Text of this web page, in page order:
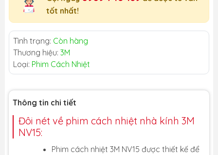
tốt nhất!
Tình trạng: Còn hàng
Thương hiệu: 3M
Loại: Phim Cách Nhiệt
Thông tin chi tiết
Đôi nét về phim cách nhiệt nhà kính 3M
NV15:
Phim cách nhiệt 3M NV15 được thiết kế để